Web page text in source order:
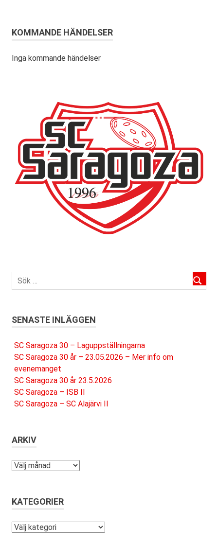
KOMMANDE HÄNDELSER
Inga kommande händelser
SENASTE INLÄGGEN
SC Saragoza 30 – Laguppställningarna
SC Saragoza 30 år – 23.05.2026 – Mer info om
evenemanget
SC Saragoza 30 år 23.5.2026
SC Saragoza – ISB II
SC Saragoza – SC Alajärvi II
ARKIV
Arkiv
KATEGORIER
Kategorier